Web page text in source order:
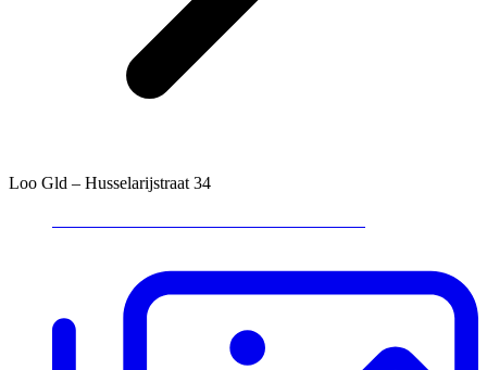
Loo Gld – Husselarijstraat 34